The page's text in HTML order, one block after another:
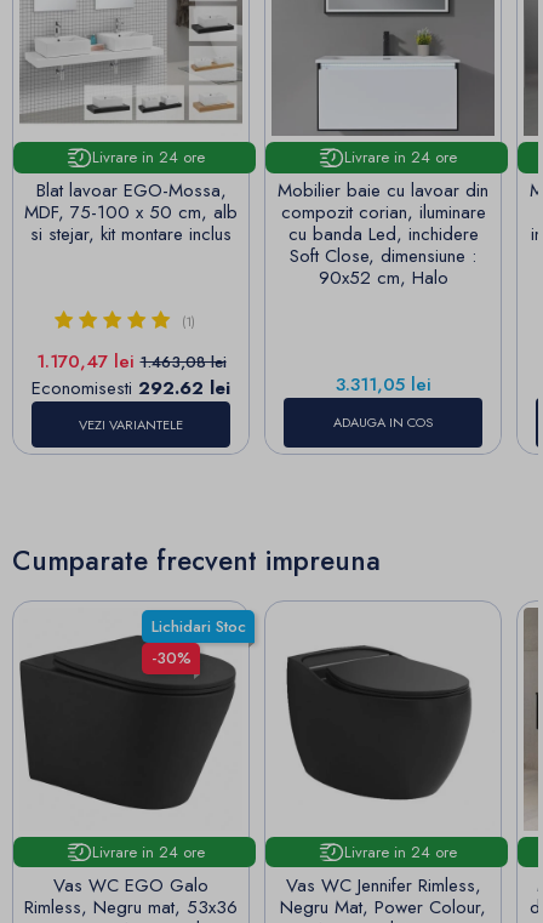
Livrare in 24 ore
Blat lavoar EGO-Mossa,
MDF, 75-100 x 50 cm, alb
si stejar, kit montare inclus
(1)
Pret
1.170,47 leiPret de baza
1.463,08 lei
Economisesti 292.62 lei
VEZI VARIANTELE
Livrare in 24 ore
Mobilier baie cu lavoar din
compozit corian, iluminare
cu banda Led, inchidere
Soft Close, dimensiune :
90x52 cm, Halo
Pret
3.311,05 lei
ADAUGA IN COS
Cumparate frecvent impreuna
Lichidari Stoc
-30%
Livrare in 24 ore
Vas WC EGO Galo
Rimless, Negru mat, 53x36
Livrare in 24 ore
Vas WC Jennifer Rimless,
Negru Mat, Power Colour,